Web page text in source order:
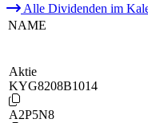
Alle Dividenden im
NAME
Aktie
KYG8208B1014
A2P5N8